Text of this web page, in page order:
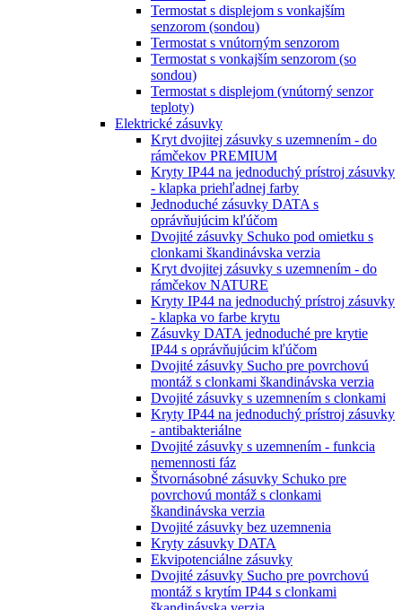
Termostat s displejom s vonkajším
senzorom (sondou)
Termostat s vnútorným senzorom
Termostat s vonkajším senzorom (so
sondou)
Termostat s displejom (vnútorný senzor
teploty)
Elektrické zásuvky
Kryt dvojitej zásuvky s uzemnením - do
rámčekov PREMIUM
Kryty IP44 na jednoduchý prístroj zásuvky
- klapka priehľadnej farby
Jednoduché zásuvky DATA s
oprávňujúcim kľúčom
Dvojité zásuvky Schuko pod omietku s
clonkami škandinávska verzia
Kryt dvojitej zásuvky s uzemnením - do
rámčekov NATURE
Kryty IP44 na jednoduchý prístroj zásuvky
- klapka vo farbe krytu
Zásuvky DATA jednoduché pre krytie
IP44 s oprávňujúcim kľúčom
Dvojité zásuvky Sucho pre povrchovú
montáž s clonkami škandinávska verzia
Dvojité zásuvky s uzemnením s clonkami
Kryty IP44 na jednoduchý prístroj zásuvky
- antibakteriálne
Dvojité zásuvky s uzemnením - funkcia
nemennosti fáz
Štvornásobné zásuvky Schuko pre
povrchovú montáž s clonkami
škandinávska verzia
Dvojité zásuvky bez uzemnenia
Kryty zásuvky DATA
Ekvipotenciálne zásuvky
Dvojité zásuvky Sucho pre povrchovú
montáž s krytím IP44 s clonkami